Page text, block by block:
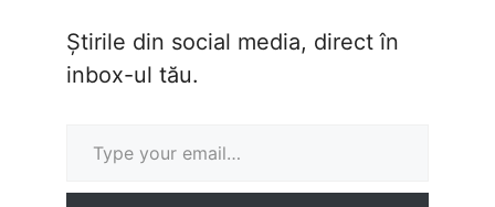
Știrile din social media, direct în
inbox-ul tău.